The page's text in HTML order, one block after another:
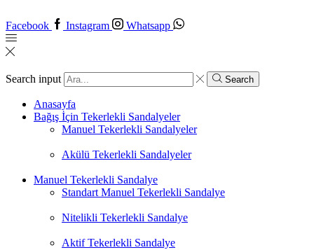
Facebook Instagram Whatsapp
Search input Search
Anasayfa
Bağış İçin Tekerlekli Sandalyeler
Manuel Tekerlekli Sandalyeler
Akülü Tekerlekli Sandalyeler
Manuel Tekerlekli Sandalye
Standart Manuel Tekerlekli Sandalye
Nitelikli Tekerlekli Sandalye
Aktif Tekerlekli Sandalye